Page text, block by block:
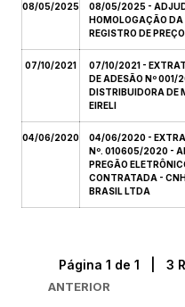
08/05/2025
08/05/2025 -
HOMOLOGAÇÃO DA
REGISTRO DE
07/10/2021
07/10/2021 -
DE ADESÃO Nº 001/
DISTRIBUIDORA DE
EIRELI
04/06/2020
04/06/2020 -
Nº. 010605/2020 -
PREGÃO
CONTRATADA -
BRASIL LTDA
ANTERIOR
Página 1 de 1 | 3